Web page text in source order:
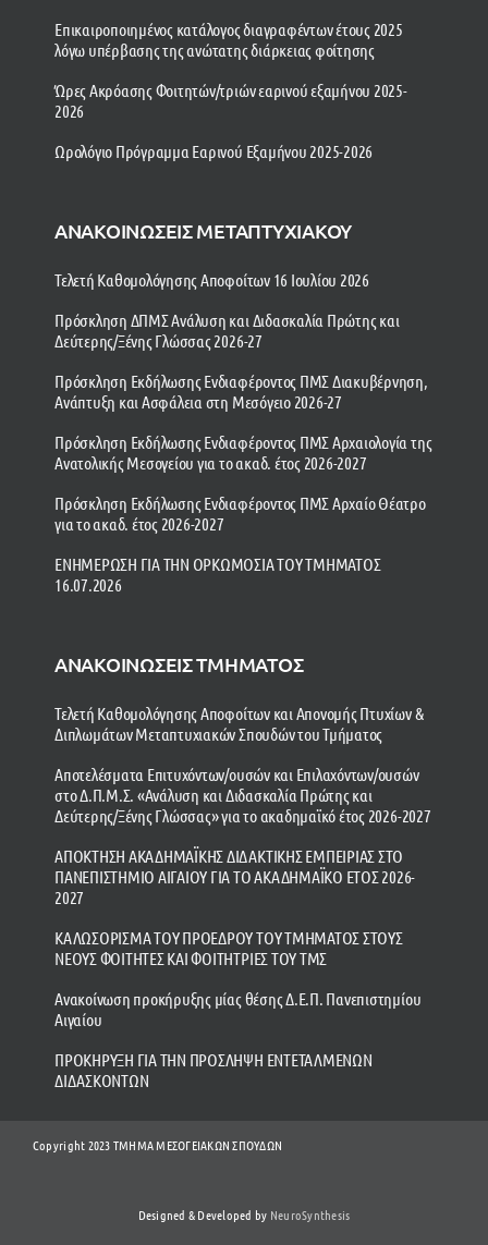
Επικαιροποιημένος κατάλογος διαγραφέντων έτους 2025
λόγω υπέρβασης της ανώτατης διάρκειας φοίτησης
Ώρες Ακρόασης Φοιτητών/τριών εαρινού εξαμήνου 2025-
2026
Ωρολόγιο Πρόγραμμα Εαρινού Εξαμήνου 2025-2026
ΑΝΑΚΟΙΝΩΣΕΙΣ ΜΕΤΑΠΤΥΧΙΑΚΟΥ
Τελετή Καθομολόγησης Αποφοίτων 16 Ιουλίου 2026
Πρόσκληση ΔΠΜΣ Ανάλυση και Διδασκαλία Πρώτης και
Δεύτερης/Ξένης Γλώσσας 2026-27
Πρόσκληση Εκδήλωσης Ενδιαφέροντος ΠΜΣ Διακυβέρνηση,
Ανάπτυξη και Ασφάλεια στη Μεσόγειο 2026-27
Πρόσκληση Εκδήλωσης Ενδιαφέροντος ΠΜΣ Αρχαιολογία της
Ανατολικής Μεσογείου για το ακαδ. έτος 2026-2027
Πρόσκληση Εκδήλωσης Ενδιαφέροντος ΠΜΣ Αρχαίο Θέατρο
για το ακαδ. έτος 2026-2027
ΕΝΗΜΕΡΩΣΗ ΓΙΑ ΤΗΝ ΟΡΚΩΜΟΣΙΑ ΤΟΥ ΤΜΗΜΑΤΟΣ
16.07.2026
ΑΝΑΚΟΙΝΩΣΕΙΣ ΤΜΗΜΑΤΟΣ
Τελετή Καθομολόγησης Αποφοίτων και Απονομής Πτυχίων &
Διπλωμάτων Μεταπτυχιακών Σπουδών του Τμήματος
Αποτελέσματα Επιτυχόντων/ουσών και Επιλαχόντων/ουσών
στο Δ.Π.Μ.Σ. «Ανάλυση και Διδασκαλία Πρώτης και
Δεύτερης/Ξένης Γλώσσας» για το ακαδημαϊκό έτος 2026-2027
ΑΠΟΚΤΗΣΗ ΑΚΑΔΗΜΑΪΚΗΣ ΔΙΔΑΚΤΙΚΗΣ ΕΜΠΕΙΡΙΑΣ ΣΤΟ
ΠΑΝΕΠΙΣΤΗΜΙΟ ΑΙΓΑΙΟΥ ΓΙΑ ΤΟ ΑΚΑΔΗΜΑΪΚΟ ΕΤΟΣ 2026-
2027
ΚΑΛΩΣΟΡΙΣΜΑ ΤΟΥ ΠΡΟΕΔΡΟΥ ΤΟΥ ΤΜΗΜΑΤΟΣ ΣΤΟΥΣ
ΝΕΟΥΣ ΦΟΙΤΗΤΕΣ ΚΑΙ ΦΟΙΤΗΤΡΙΕΣ ΤΟΥ ΤΜΣ
Ανακοίνωση προκήρυξης μίας θέσης Δ.Ε.Π. Πανεπιστημίου
Αιγαίου
ΠΡΟΚΗΡΥΞΗ ΓΙΑ ΤΗΝ ΠΡΟΣΛΗΨΗ ΕΝΤΕΤΑΛΜΕΝΩΝ
ΔΙΔΑΣΚΟΝΤΩΝ
Copyright 2023 ΤΜΗΜΑ ΜΕΣΟΓΕΙΑΚΩΝ ΣΠΟΥΔΩΝ
Designed & Developed by NeuroSynthesis